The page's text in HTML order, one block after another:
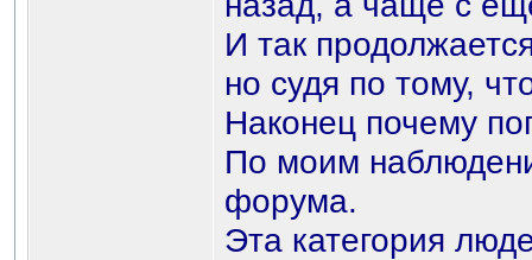
И так
но судя по тому,
Наконец почему
По моим
форума.
Эта категория